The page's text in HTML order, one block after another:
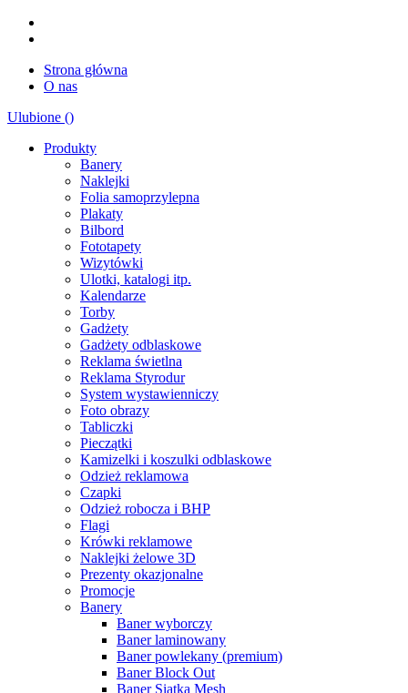
Strona główna
O nas
Ulubione ()
Produkty
Banery
Naklejki
Folia samoprzylepna
Plakaty
Bilbord
Fototapety
Wizytówki
Ulotki, katalogi itp.
Kalendarze
Torby
Gadżety
Gadżety odblaskowe
Reklama świetlna
Reklama Styrodur
System wystawienniczy
Foto obrazy
Tabliczki
Pieczątki
Kamizelki i koszulki odblaskowe
Odzież reklamowa
Czapki
Odzież robocza i BHP
Flagi
Krówki reklamowe
Naklejki żelowe 3D
Prezenty okazjonalne
Promocje
Banery
Baner wyborczy
Baner laminowany
Baner powlekany (premium)
Baner Block Out
Baner Siatka Mesh